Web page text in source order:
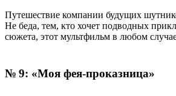
Путешествие компании будущих
Не беда, тем, кто хочет подводных
сюжета, этот мультфильм в любом
№ 9: «Моя фея-проказница»